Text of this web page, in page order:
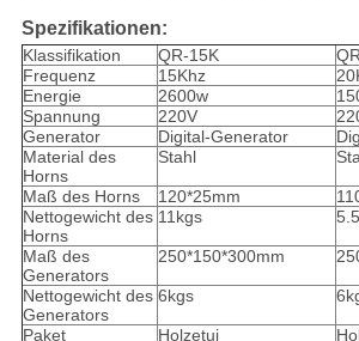
Spezifikationen:
Klassifikation QR-15K
Frequenz
15Khz
Energie
2600w
Spannung
220V
Generator
Digital-Generator
Material des
Horns
Stahl
Maß des Horns 120*25mm
Nettogewicht des
Horns
11kgs
Maß des
Generators
250*150*300mm
Nettogewicht des
Generators
6kgs
Paket Holzetui